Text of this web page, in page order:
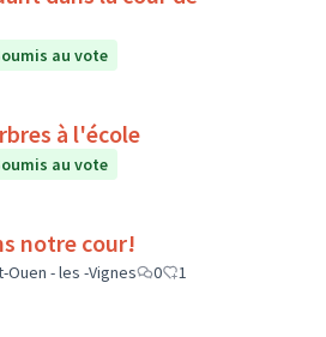
au vote
à l'école
au vote
notre cour!
- les -Vignes 0
1